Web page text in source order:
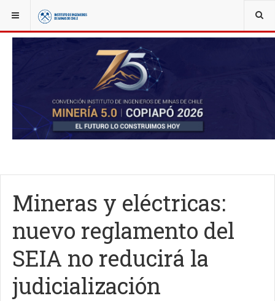
YOU ARE HERE: NOTICIAS
Mineras y eléctricas:
nuevo reglamento del
SEIA no reducirá la
judicialización